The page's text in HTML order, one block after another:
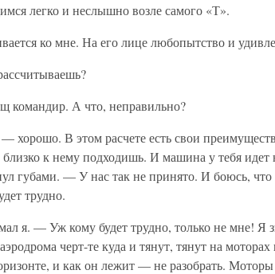
легко и неслышно возле самого «Т».
ко мне. На его лице любопытство и
командир. А что, неправильно?
В этом расчете есть свои
близко к нему подходишь. И машина у тебя идет
губами. — У нас так не принято. И боюсь, что
трудно.
я. — Уж кому будет трудно, только не мне! Я
черт-те куда и тянут, тянут на
и как он лежит — не разобрать. Моторы